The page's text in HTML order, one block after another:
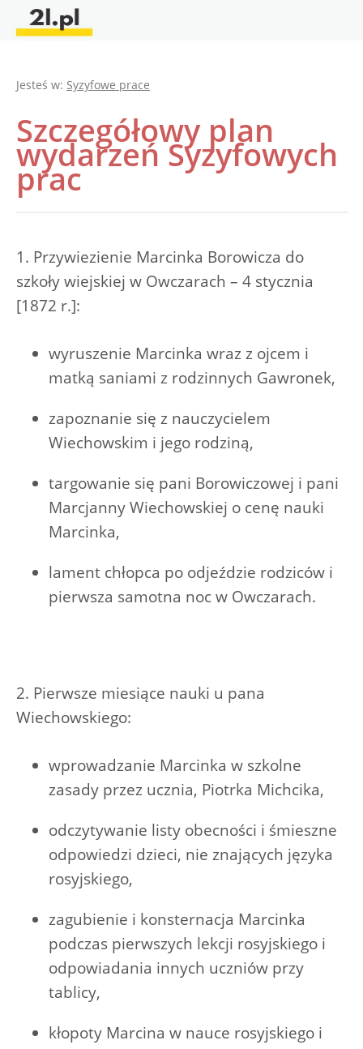
Jesteś w: Syzyfowe prace
Szczegółowy plan
wydarzeń Syzyfowych
prac
1. Przywiezienie Marcinka Borowicza do
szkoły wiejskiej w Owczarach – 4 stycznia
[1872 r.]:
wyruszenie Marcinka wraz z ojcem i
matką saniami z rodzinnych Gawronek,
zapoznanie się z nauczycielem
Wiechowskim i jego rodziną,
targowanie się pani Borowiczowej i pani
Marcjanny Wiechowskiej o cenę nauki
Marcinka,
lament chłopca po odjeździe rodziców i
pierwsza samotna noc w Owczarach.
2. Pierwsze miesiące nauki u pana
Wiechowskiego:
wprowadzanie Marcinka w szkolne
zasady przez ucznia, Piotrka Michcika,
odczytywanie listy obecności i śmieszne
odpowiedzi dzieci, nie znających języka
rosyjskiego,
zagubienie i konsternacja Marcinka
podczas pierwszych lekcji rosyjskiego i
odpowiadania innych uczniów przy
tablicy,
kłopoty Marcina w nauce rosyjskiego i